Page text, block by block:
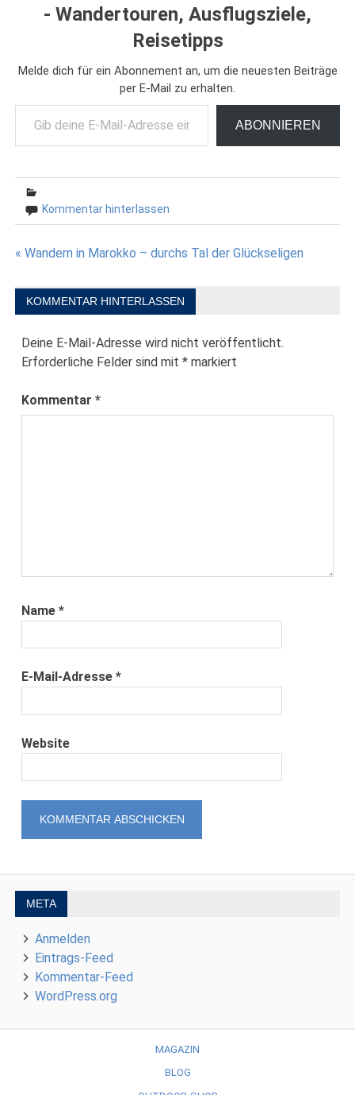
- Wandertouren, Ausflugsziele,
Reisetipps
Melde dich für ein Abonnement an, um die neuesten Beiträge
per E-Mail zu erhalten.
Gib deine E-Mail-Adresse ein ...
ABONNIEREN
Kommentar hinterlassen
Beitragsnavigation
« Wandern in Marokko – durchs Tal der Glückseligen
KOMMENTAR HINTERLASSEN
Deine E-Mail-Adresse wird nicht veröffentlicht.
Erforderliche Felder sind mit* markiert
Kommentar*
Name*
E-Mail-Adresse*
Website
META
Anmelden
Eintrags-Feed
Kommentar-Feed
WordPress.org
MAGAZIN
BLOG